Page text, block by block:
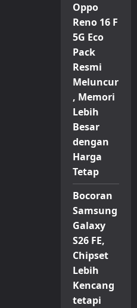
Oppo
Reno 16 F
5G Eco
Pack
Resmi
Meluncur
, Memori
Lebih
Besar
dengan
Harga
Tetap
Bocoran
Samsung
Galaxy
S26 FE,
Chipset
Lebih
Kencang
tetapi